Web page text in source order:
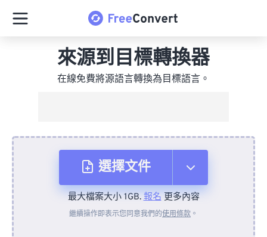
來源到目標轉換器
在線免費將源語言轉換為目標語言。
選擇文件
來自裝置
最大檔案大小 1GB.報名更多內容
繼續操作即表示您同意我們的使用條款 。